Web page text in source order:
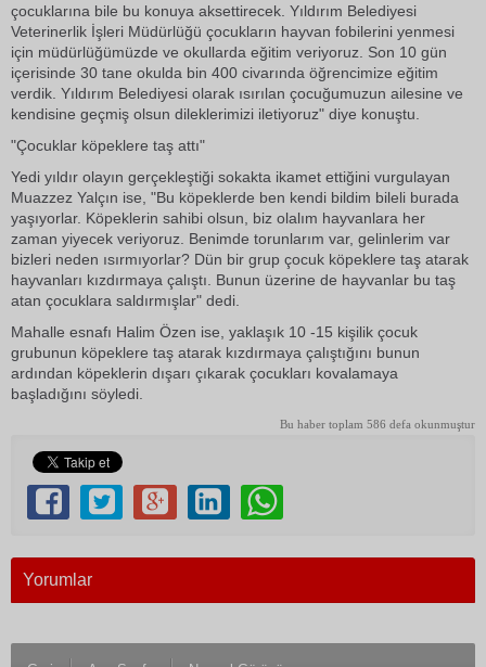
çocuklarına bile bu konuya aksettirecek. Yıldırım Belediyesi
Veterinerlik İşleri Müdürlüğü çocukların hayvan fobilerini yenmesi
için müdürlüğümüzde ve okullarda eğitim veriyoruz. Son 10 gün
içerisinde 30 tane okulda bin 400 civarında öğrencimize eğitim
verdik. Yıldırım Belediyesi olarak ısırılan çocuğumuzun ailesine ve
kendisine geçmiş olsun dileklerimizi iletiyoruz" diye konuştu.
"Çocuklar köpeklere taş attı"
Yedi yıldır olayın gerçekleştiği sokakta ikamet ettiğini vurgulayan
Muazzez Yalçın ise, "Bu köpeklerde ben kendi bildim bileli burada
yaşıyorlar. Köpeklerin sahibi olsun, biz olalım hayvanlara her
zaman yiyecek veriyoruz. Benimde torunlarım var, gelinlerim var
bizleri neden ısırmıyorlar? Dün bir grup çocuk köpeklere taş atarak
hayvanları kızdırmaya çalıştı. Bunun üzerine de hayvanlar bu taş
atan çocuklara saldırmışlar" dedi.
Mahalle esnafı Halim Özen ise, yaklaşık 10 -15 kişilik çocuk
grubunun köpeklere taş atarak kızdırmaya çalıştığını bunun
ardından köpeklerin dışarı çıkarak çocukları kovalamaya
başladığını söyledi.
Bu haber toplam 586 defa okunmuştur
Yorumlar